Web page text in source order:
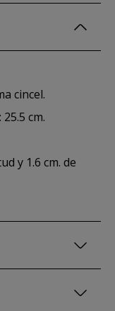
cincel.
cm.
y 1.6 cm. de